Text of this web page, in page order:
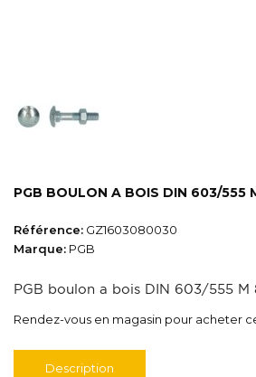
PGB BOULON A BOIS DIN 603/555
Référence: GZ1603080030
Marque: PGB
PGB boulon a bois DIN 603/555 M
Rendez-vous en magasin pour acheter
Description